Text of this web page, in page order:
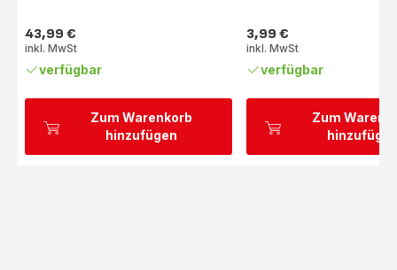
Zum Warenkorb
hinzufügen
Preis
43,99 €
inkl. MwSt
verfügbar
Zum
Preis
3,99 €
inkl. MwSt
verfügbar